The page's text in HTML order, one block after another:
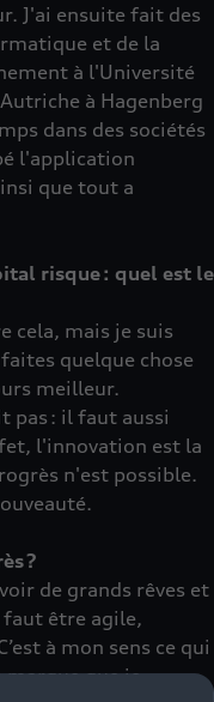
J'ai ensuite fait des
et de la
à l'Université
à Hagenberg
dans des sociétés
l'application
que tout a
risque : quel est le
cela, mais je suis
quelque chose
meilleur.
pas : il faut aussi
l'innovation est la
n'est possible.
?
de grands rêves et
faut être agile,
à mon sens ce qui
marque que je